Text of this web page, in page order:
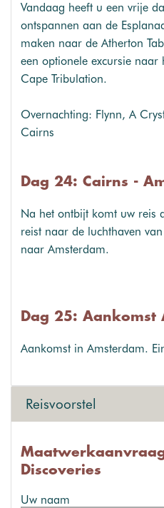
Vandaag heeft u een vrije
ontspannen aan de
maken naar de Atherton
een optionele excursie naar
Cape Tribulation.
Overnachting: Flynn, A
Cairns
Dag 24: Cairns -
Na het ontbijt komt uw reis
reist naar de luchthaven
naar Amsterdam.
Dag 25: Aankomst
Aankomst in Amsterdam.
Reisvoorstel
Discoveries
Uw naam